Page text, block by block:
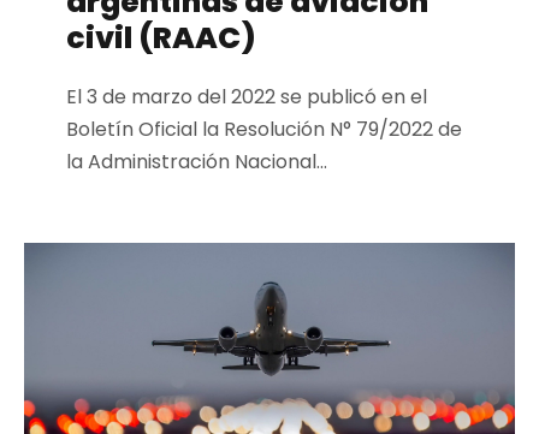
civil (RAAC)
El 3 de marzo del 2022 se publicó en el
Boletín Oficial la Resolución N° 79/2022 de
la Administración Nacional...